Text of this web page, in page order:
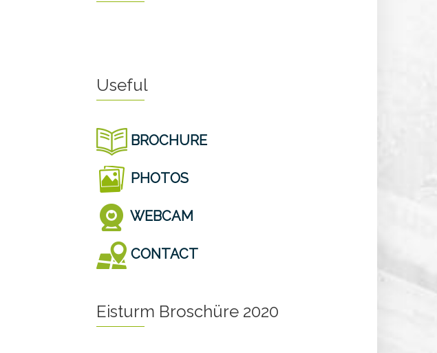
Useful
BROCHURE
PHOTOS
WEBCAM
CONTACT
Eisturm Broschüre 2020